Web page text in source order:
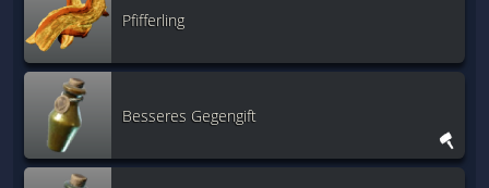
Pfifferling
Besseres Gegengift